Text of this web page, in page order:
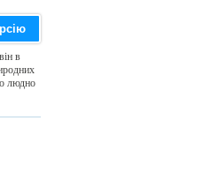
в
людно